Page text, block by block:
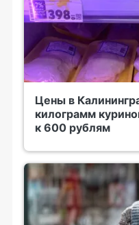
Цены в
килограмм
к 600 рублям